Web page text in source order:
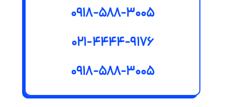
0918-588-3005
021-4444-9176
0918-588-3005